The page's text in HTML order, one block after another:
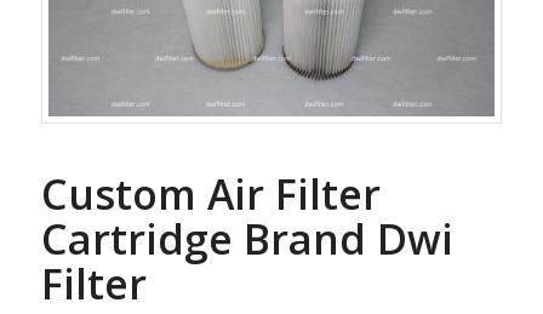
Custom Air Filter
Cartridge Brand Dwi
Filter